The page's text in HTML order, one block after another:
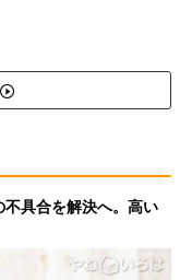
具合を解決へ。高い